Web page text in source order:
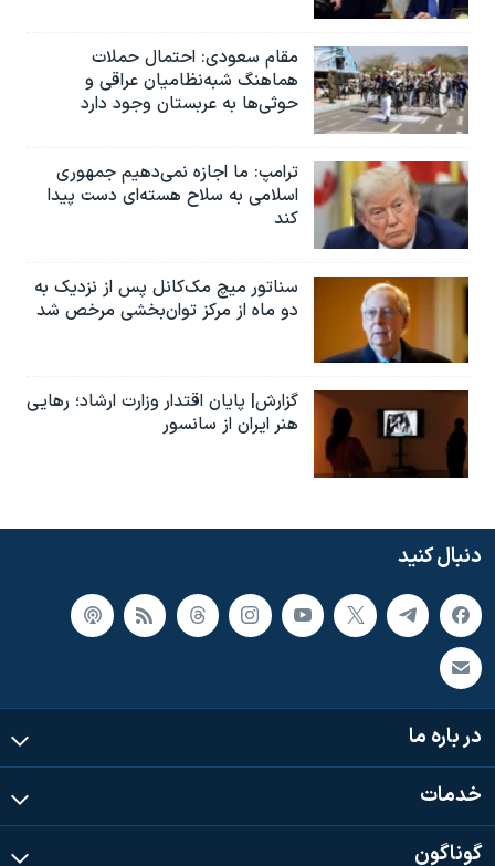
مقام سعودی: احتمال حملات
هماهنگ شبه‌نظامیان عراقی و
حوثی‌ها به عربستان وجود دارد
ترامپ: ما اجازه نمی‌دهیم جمهوری
اسلامی به سلاح هسته‌ای دست پیدا
کند
سناتور میچ مک‌کانل پس از نزدیک به
دو ماه از مرکز توان‌بخشی مرخص شد
گزارش| پایان اقتدار وزارت ارشاد؛ رهایی
هنر ایران از سانسور
دنبال کنید
در باره ما
خدمات
گوناگون